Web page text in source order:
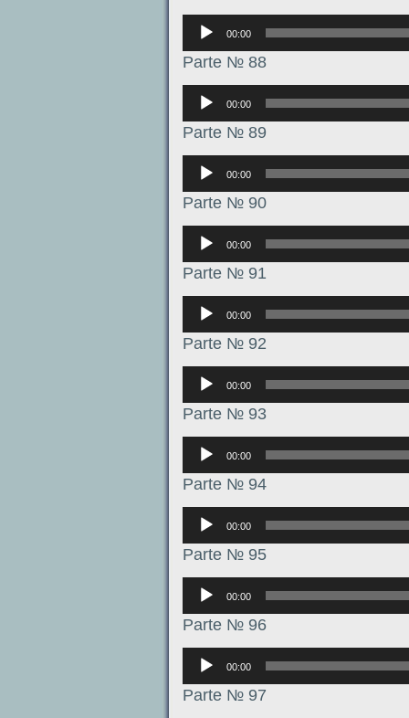
Аудиоплеер
00:00
Parte № 88
Аудиоплеер
00:00
Parte № 89
Аудиоплеер
00:00
Parte № 90
Аудиоплеер
00:00
Parte № 91
Аудиоплеер
00:00
Parte № 92
Аудиоплеер
00:00
Parte № 93
Аудиоплеер
00:00
Parte № 94
Аудиоплеер
00:00
Parte № 95
Аудиоплеер
00:00
Parte № 96
Аудиоплеер
00:00
Parte № 97